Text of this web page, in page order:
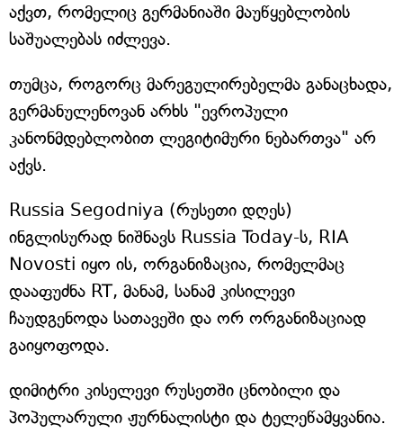
აქვთ, რომელიც გერმანიაში მაუწყებლობის
საშუალებას იძლევა.
თუმცა, როგორც მარეგულირებელმა განაცხადა,
გერმანულენოვან არხს "ევროპული
კანონმდებლობით ლეგიტიმური ნებართვა" არ
აქვს.
Russia Segodniya (რუსეთი დღეს)
ინგლისურად ნიშნავს Russia Today-ს, RIA
Novosti იყო ის, ორგანიზაცია, რომელმაც
დააფუძნა RT, მანამ, სანამ კისილევი
ჩაუდგენოდა სათავეში და ორ ორგანიზაციად
გაიყოფოდა.
დიმიტრი კისელევი რუსეთში ცნობილი და
პოპულარული ჟურნალისტი და ტელეწამყვანია.